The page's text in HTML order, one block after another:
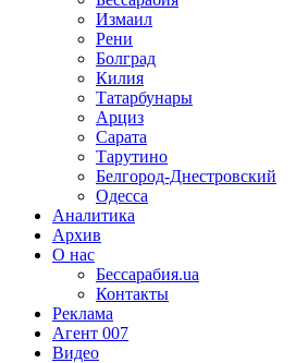
Измаил
Рени
Болград
Килия
Татарбунары
Арциз
Сарата
Тарутино
Белгород-Днестровский
Одесса
Аналитика
Архив
О нас
Бессарабия.ua
Контакты
Реклама
Агент 007
Видео